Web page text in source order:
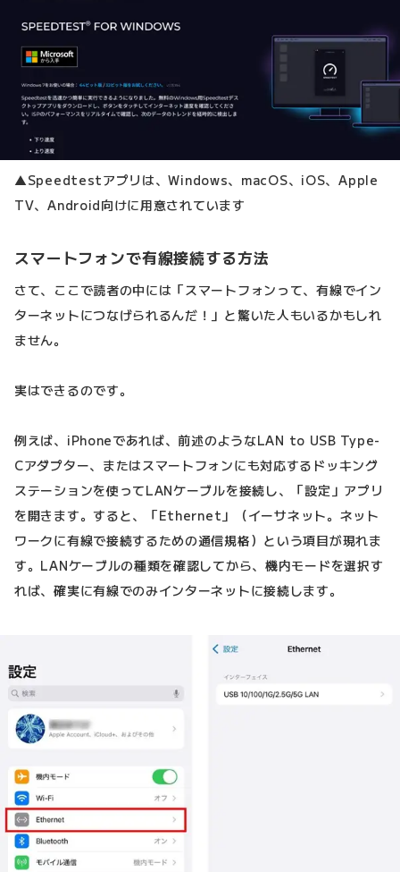
▲Speedtestアプリは、Windows、macOS、iOS、Apple
TV、Android向けに用意されています
スマートフォンで有線接続する方法
さて、ここで読者の中には「スマートフォンって、有線でイン
ターネットにつなげられるんだ！」と驚いた人もいるかもしれ
ません。
実はできるのです。
例えば、iPhoneであれば、前述のようなLAN to USB Type-
Cアダプター、またはスマートフォンにも対応するドッキング
ステーションを使ってLANケーブルを接続し、「設定」アプリ
を開きます。すると、「Ethernet」（イーサネット。ネット
ワークに有線で接続するための通信規格）という項目が現れま
す。LANケーブルの種類を確認してから、機内モードを選択す
れば、確実に有線でのみインターネットに接続します。